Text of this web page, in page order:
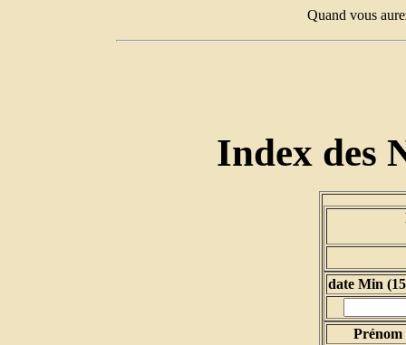
Quand vous
Index des
date Min
Prénom